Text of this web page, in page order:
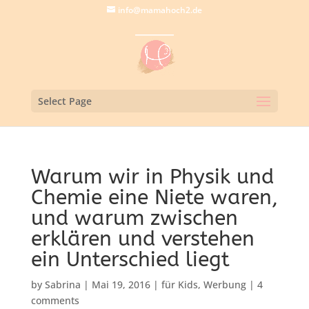
info@mamahoch2.de
Select Page
Warum wir in Physik und
Chemie eine Niete waren,
und warum zwischen
erklären und verstehen
ein Unterschied liegt
by Sabrina | Mai 19, 2016| für Kids, Werbung| 4
comments